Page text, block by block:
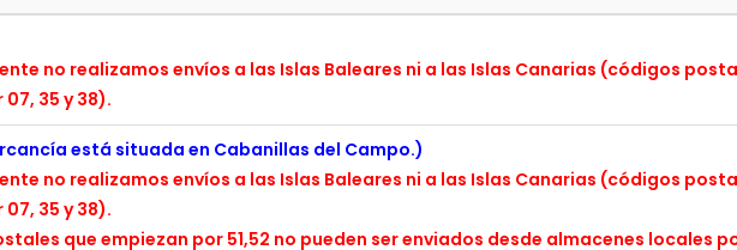
no realizamos envíos a las Islas Baleares ni a las Islas Canarias (códigos
35 y 38).
está situada en Cabanillas del Campo.)
no realizamos envíos a las Islas Baleares ni a las Islas Canarias (códigos
35 y 38).
que empiezan por 51,52 no pueden ser enviados desde almacenes locales